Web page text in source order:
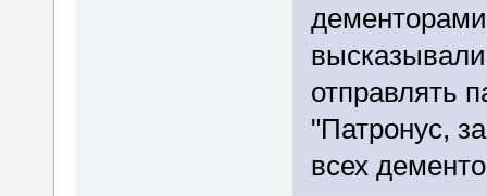
отправлять
"Патронус,
всех